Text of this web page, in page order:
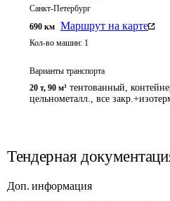
Санкт-Петербург
690 км Маршрут на карте
Кол-во машин: 1
Варианты транспорта
20 т, 90 м³ тентованный,
цельнометалл., все
Тендерная
Доп. информация